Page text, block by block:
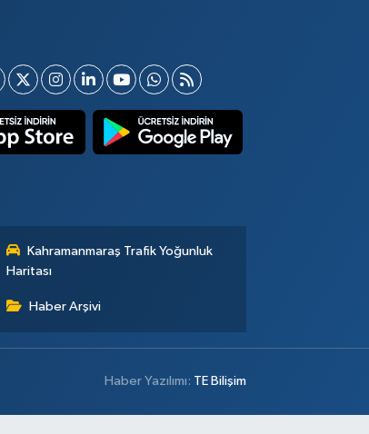
Kahramanmaraş Trafik Yoğunluk
Haritası
Haber Arşivi
Haber Yazılımı: TE Bilişim